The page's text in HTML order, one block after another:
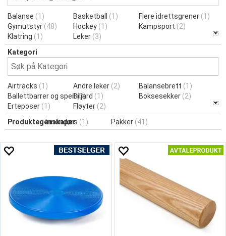
Balanse (1) Basketball (1) Flere idrettsgrener (1)
Gymutstyr (48) Hockey (1) Kampsport (2)
Klatring (1) Leker (3)
Kategori
Airtracks (1) Andre leker (2) Balansebrett (1)
Ballettbarrer og speil(3)
Biljard (1) Boksesekker (2)
Erteposer (1) Fløyter (2)
Produktegenskaper
Innendørs (1) Pakker (41)